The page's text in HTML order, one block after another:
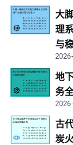
大
理
与
地
务
古
炭